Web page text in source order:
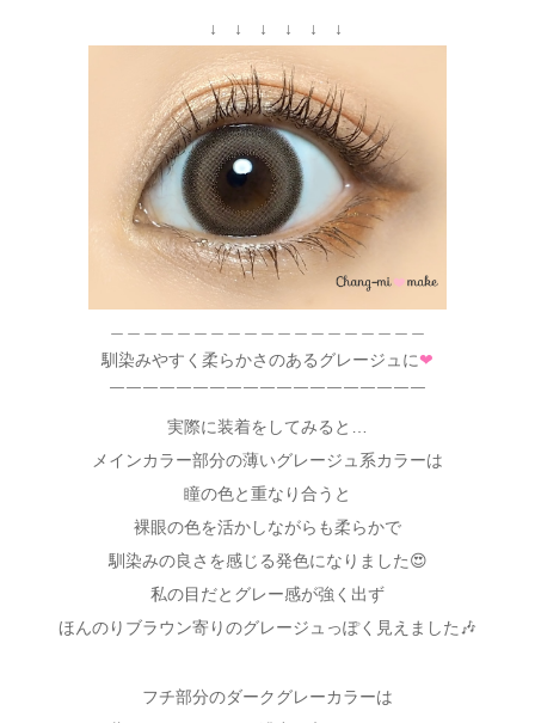
↓ ↓ ↓ ↓ ↓ ↓
馴染みやすく柔らかさのあるグレージュに❤
￣￣￣￣￣￣￣￣￣￣￣￣￣￣￣￣￣￣￣
実際に装着をしてみると…
メインカラー部分の薄いグレージュ系カラーは
瞳の色と重なり合うと
裸眼の色を活かしながらも柔らかで
馴染みの良さを感じる発色になりました😍
私の目だとグレー感が強く出ず
ほんのりブラウン寄りのグレージュっぽく見えました🎶
フチ部分のダークグレーカラーは